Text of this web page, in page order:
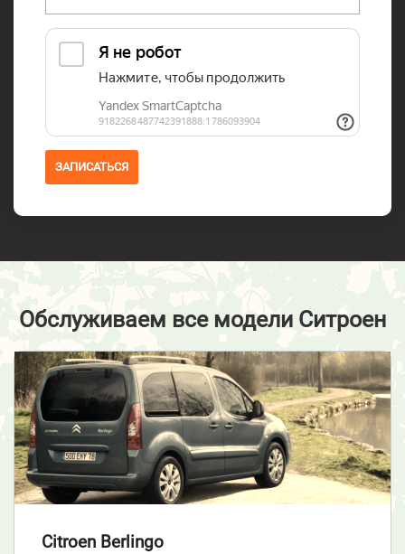
ЗАПИСАТЬСЯ
Обслуживаем все модели Ситроен
Citroen Berlingo